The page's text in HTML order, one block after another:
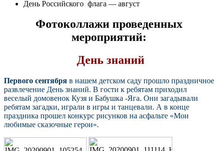
День Российского флага — август
Фотоколлажи проведенных
мероприятий:
День знаний
Первого сентября в нашем детском саду прошло праздничное
развлечение День знаний. В гости к ребятам приходил
веселый домовенок Кузя и Бабушка -Яга. Они загадывали
ребятам загадки, играли в игры и танцевали. А в конце
праздника прошел конкурс рисунков на асфальте «Мои
любимые сказочные герои».